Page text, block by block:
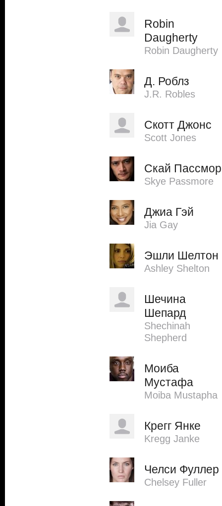
Robin
Daugherty
Robin Daugherty
Д. Роблз
J.R. Robles
Скотт Джонс
Scott Jones
Скай Пассмор
Skye Passmore
Джиа Гэй
Jia Gay
Эшли Шелтон
Ashley Shelton
Шечина
Шепард
Shechinah
Shepherd
Моиба
Мустафа
Moiba Mustapha
Крегг Янке
Kregg Janke
Челси Фуллер
Chelsey Fuller